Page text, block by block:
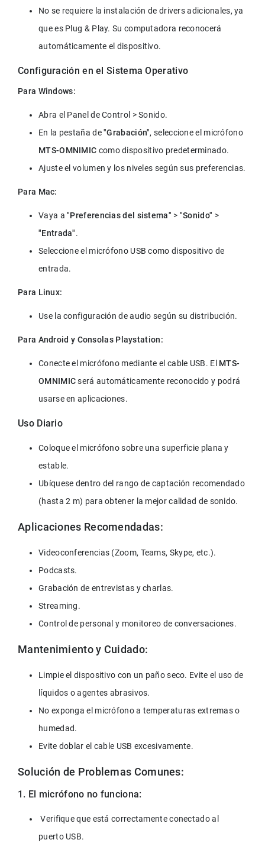
No se requiere la instalación de drivers adicionales, ya
que es Plug & Play. Su computadora reconocerá
automáticamente el dispositivo.
Configuración en el Sistema Operativo
Para Windows:
Abra el Panel de Control > Sonido.
En la pestaña de "Grabación", seleccione el micrófono
MTS-OMNIMIC como dispositivo predeterminado.
Ajuste el volumen y los niveles según sus preferencias.
Para Mac:
Vaya a "Preferencias del sistema" > "Sonido" >
"Entrada".
Seleccione el micrófono USB como dispositivo de
entrada.
Para Linux:
Use la configuración de audio según su distribución.
Para Android y Consolas Playstation:
Conecte el micrófono mediante el cable USB. El MTS-
OMNIMIC será automáticamente reconocido y podrá
usarse en aplicaciones.
Uso Diario
Coloque el micrófono sobre una superficie plana y
estable.
Ubíquese dentro del rango de captación recomendado
(hasta 2 m) para obtener la mejor calidad de sonido.
Aplicaciones Recomendadas:
Videoconferencias (Zoom, Teams, Skype, etc.).
Podcasts.
Grabación de entrevistas y charlas.
Streaming.
Control de personal y monitoreo de conversaciones.
Mantenimiento y Cuidado:
Limpie el dispositivo con un paño seco. Evite el uso de
líquidos o agentes abrasivos.
No exponga el micrófono a temperaturas extremas o
humedad.
Evite doblar el cable USB excesivamente.
Solución de Problemas Comunes:
1. El micrófono no funciona:
Verifique que está correctamente conectado al
puerto USB.